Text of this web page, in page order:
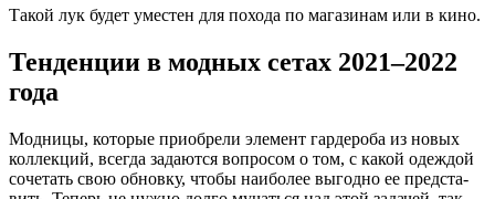
Такой лук будет уместен для похода по магазинам или в кино.
Тенденции в модных сетах 2021–2022
года
Мод­ни­цы, кото­рые при­об­ре­ли эле­мент гар­де­роба из новых
кол­лек­ций, все­гда зада­ют­ся вопро­сом о том, с какой одеж­дой
соче­тать свою обнов­ку, что­бы наи­бо­лее выгод­но ее пред­ста­